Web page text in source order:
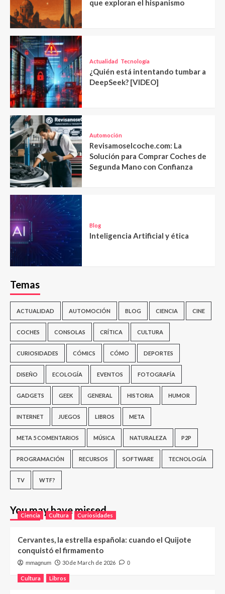
que exploran el hispanismo
Actualidad Tecnología
¿Quién está intentando tumbar a
DeepSeek? [VIDEO]
Automoción
Revisamoselcoche.com: La
Solución para Comprar Coches de
Segunda Mano con Confianza
Blog
Inteligencia Artificial y ética
Temas
ACTUALIDAD AUTOMOCIÓN BLOG CIENCIA CINE
COCHES CONSOLAS CRÍTICA CULTURA
CURIOSIDADES CÓMICS CÓMO DEPORTES
DISEÑO ECOLOGÍA EVENTOS FOTOGRAFÍA
GADGETS GEEK GENERAL HISTORIA HUMOR
INTERNET JUEGOS LIBROS META
META 5 COMENTARIOS MÚSICA NATURALEZA P2P
PROGRAMACIÓN RECURSOS SOFTWARE TECNOLOGÍA
TV WTF?
You may have missed
Ciencia Cultura Curiosidades
Cervantes, la estrella española: cuando el Quijote
conquistó el firmamento
mmagnum 30 de March de 2026 0
Cultura Libros